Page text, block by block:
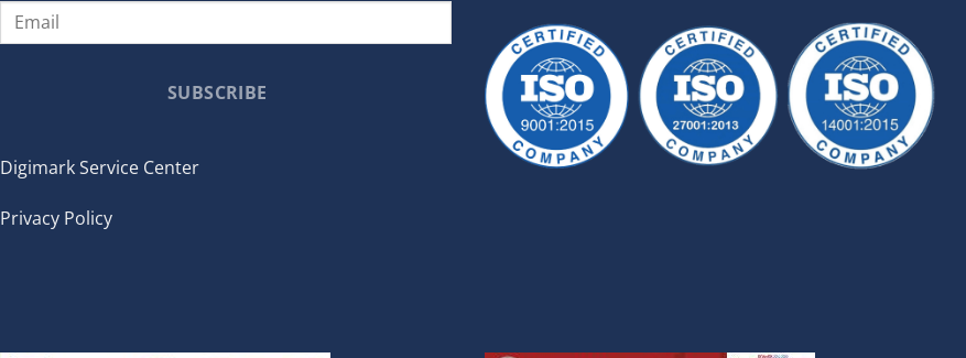
SUBSCRIBE
Digimark Service Center
Privacy Policy